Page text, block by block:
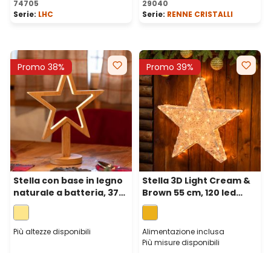
74705
Serie: LHC
29040
Serie: RENNE CRISTALLI
Promo 38%
Stella con base in legno
naturale a batteria, 37
cm, led bianco caldo,
uso interno
Più altezze disponibili
Promo 39%
Stella 3D Light Cream &
Brown 55 cm, 120 led
bianco extra caldo, con
picchetti rimovibili
Alimentazione inclusa
Più misure disponibili